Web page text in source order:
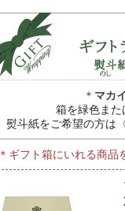
＊ マカ
箱を緑色ま
熨斗紙をご希望の方は
＊ギフト箱にいれる商品